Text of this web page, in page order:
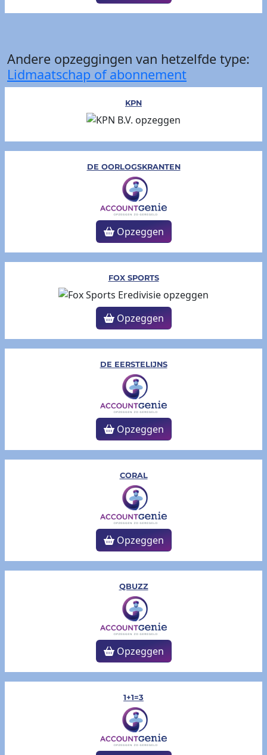
Andere opzeggingen van hetzelfde type:
Lidmaatschap of abonnement
KPN
DE OORLOGSKRANTEN
Opzeggen
FOX SPORTS
Opzeggen
DE EERSTELIJNS
Opzeggen
CORAL
Opzeggen
QBUZZ
Opzeggen
1+1=3